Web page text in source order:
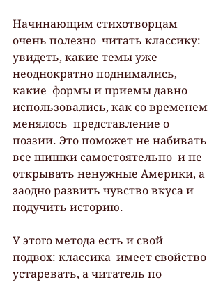
Начинающим стихотворцам
очень полезно  читать классику:
увидеть, какие темы уже
неоднократно поднимались,
какие  формы и приемы давно
использовались, как со временем
менялось  представление о
поэзии. Это поможет не набивать
все шишки самостоятельно  и не
открывать ненужные Америки, а
заодно развить чувство вкуса и
подучить историю.
У этого метода есть и свой
подвох: классика  имеет свойство
устаревать, а читатель по